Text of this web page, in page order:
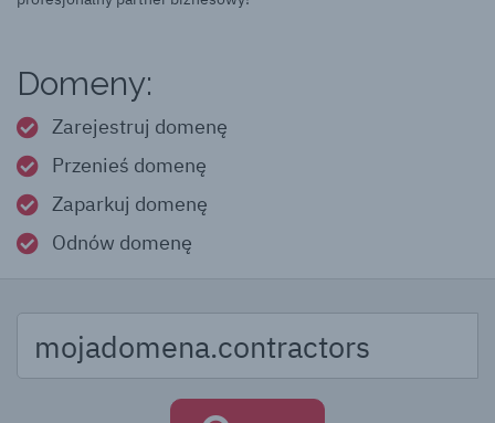
Domeny:
Zarejestruj domenę
Przenieś domenę
Zaparkuj domenę
Odnów domenę